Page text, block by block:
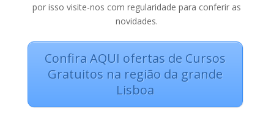
por isso visite-nos com regularidade para conferir as
novidades.
Confira AQUI ofertas de Cursos
Gratuitos na região da grande
Lisboa